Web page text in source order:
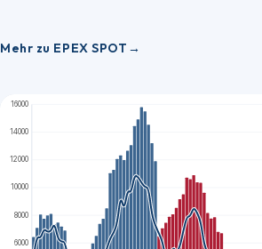
Mehr zu EPEX SPOT
6000
8000
10000
12000
14000
16000